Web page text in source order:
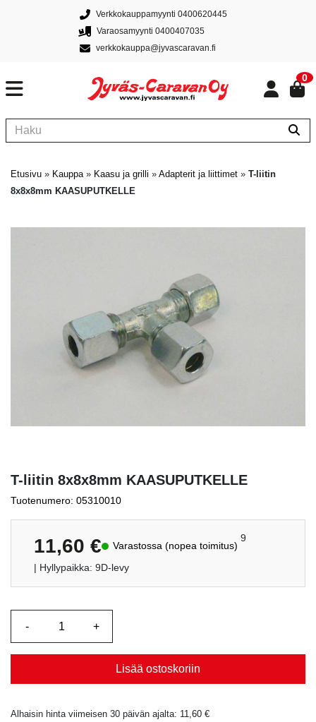
Verkkokauppamyynti 0400620445
Varaosamyynti 0400407035
verkkokauppa@jyvascaravan.fi
0
Etusivu » Kauppa» Kaasu ja grilli » Adapterit ja liittimet » T-liitin
8x8x8mm KAASUPUTKELLE
T-liitin 8x8x8mm KAASUPUTKELLE
Tuotenumero: 05310010
11,60 € Varastossa (nopea toimitus)
9
| Hyllypaikka: 9D-levy
Lisää ostoskoriin
Alhaisin hinta viimeisen 30 päivän ajalta: 11,60 €